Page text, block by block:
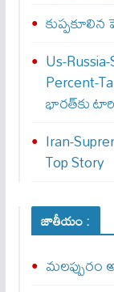
కుప్పకూలిన
Us-
Percent-
భారత్‌కు
Iran-
Top Story
జాతీయం :
మలప్పురం